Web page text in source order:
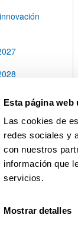
Esta página web
Las cookies de
redes sociales y
con nuestros
información que
servicios.
Mostrar detalles